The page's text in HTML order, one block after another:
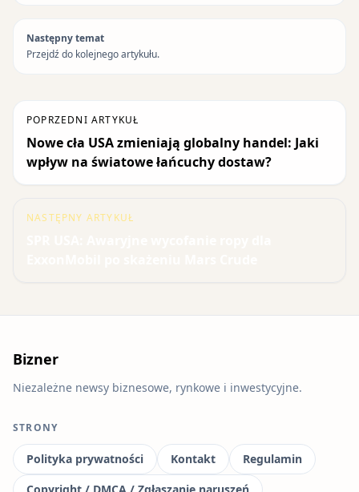
Następny temat
Przejdź do kolejnego artykułu.
POPRZEDNI ARTYKUŁ
Nowe cła USA zmieniają globalny handel: Jaki
wpływ na światowe łańcuchy dostaw?
NASTĘPNY ARTYKUŁ
Bizner
Niezależne newsy biznesowe, rynkowe i inwestycyjne.
STRONY
Polityka prywatności Kontakt
Regulamin